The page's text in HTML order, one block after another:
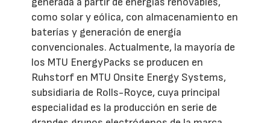
como solar y eólica, con almacenamiento en
baterías y generación de energía
convencionales. Actualmente, la mayoría de
los MTU EnergyPacks se producen en
Ruhstorf en MTU Onsite Energy Systems,
subsidiaria de Rolls-Royce, cuya principal
especialidad es la producción en serie de